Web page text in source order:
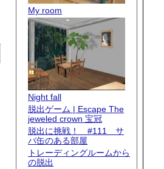
My room
Night fall
脱出ゲーム | Escape The
jeweled crown 宝冠
脱出に挑戦！ #111 サ
バ缶のある部屋
トレーディングルームから
の脱出